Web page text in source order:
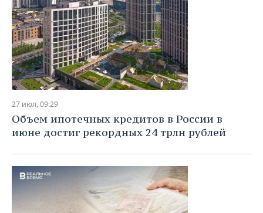
27 июл, 09:29
Объем ипотечных кредитов в России в
июне достиг рекордных 24 трлн рублей